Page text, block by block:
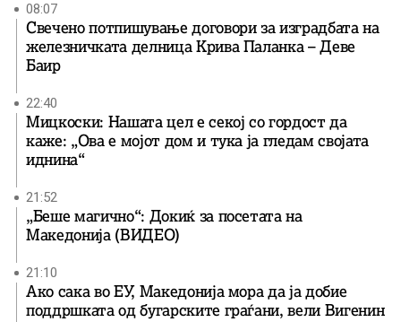
08:07
Свечено потпишување договори за изградбата на
железничката делница Крива Паланка – Деве
Баир
22:40
Мицкоски: Нашата цел е секој со гордост да
каже: „Ова е мојот дом и тука ја гледам својата
иднина“
21:52
„Беше магично“: Докиќ за посетата на
Македонија (ВИДЕО)
21:10
Ако сака во ЕУ, Македонија мора да ја добие
поддршката од бугарските граѓани, вели Вигенин